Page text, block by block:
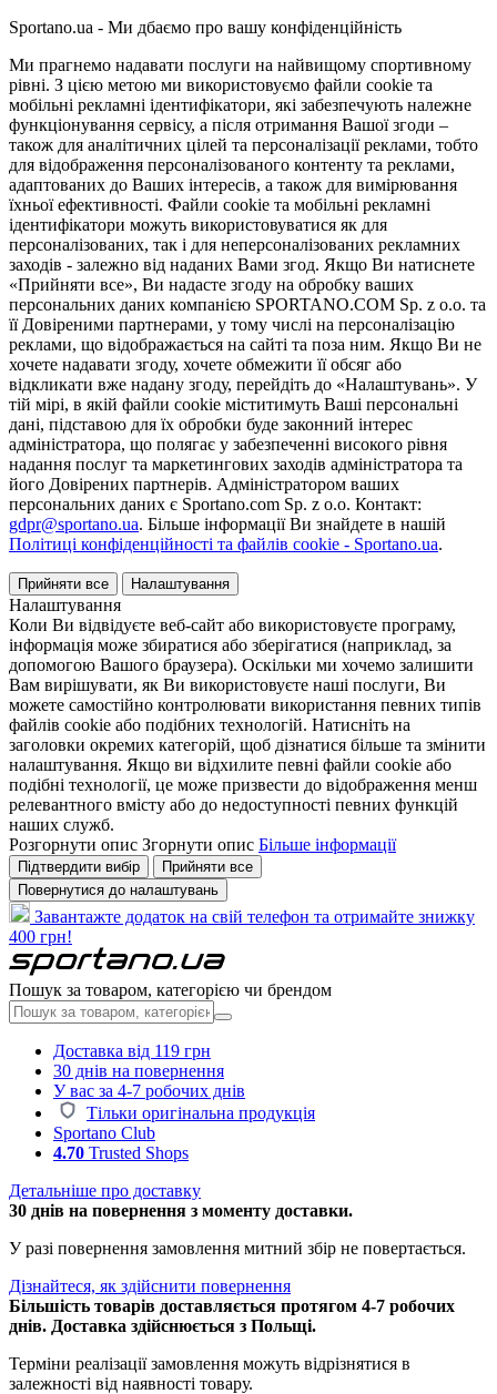
Sportano.ua - Ми дбаємо про вашу конфіденційність
Ми прагнемо надавати послуги на найвищому спортивному
рівні. З цією метою ми використовуємо файли cookie та
мобільні рекламні ідентифікатори, які забезпечують належне
функціонування сервісу, а після отримання Вашої згоди –
також для аналітичних цілей та персоналізації реклами, тобто
для відображення персоналізованого контенту та реклами,
адаптованих до Ваших інтересів, а також для вимірювання
їхньої ефективності. Файли cookie та мобільні рекламні
ідентифікатори можуть використовуватися як для
персоналізованих, так і для неперсоналізованих рекламних
заходів - залежно від наданих Вами згод. Якщо Ви натиснете
«Прийняти все», Ви надасте згоду на обробку ваших
персональних даних компанією SPORTANO.COM Sp. z o.o. та
її Довіреними партнерами, у тому числі на персоналізацію
реклами, що відображається на сайті та поза ним. Якщо Ви не
хочете надавати згоду, хочете обмежити її обсяг або
відкликати вже надану згоду, перейдіть до «Налаштувань». У
тій мірі, в якій файли cookie міститимуть Ваші персональні
дані, підставою для їх обробки буде законний інтерес
адміністратора, що полягає у забезпеченні високого рівня
надання послуг та маркетингових заходів адміністратора та
його Довірених партнерів. Адміністратором ваших
персональних даних є Sportano.com Sp. z o.o. Контакт:
gdpr@sportano.ua. Більше інформації Ви знайдете в нашій
Політиці конфіденційності та файлів cookie - Sportano.ua.
Прийняти все Налаштування
Налаштування
Коли Ви відвідуєте веб-сайт або використовуєте програму,
інформація може збиратися або зберігатися (наприклад, за
допомогою Вашого браузера). Оскільки ми хочемо залишити
Вам вирішувати, як Ви використовуєте наші послуги, Ви
можете самостійно контролювати використання певних типів
файлів cookie або подібних технологій. Натисніть на
заголовки окремих категорій, щоб дізнатися більше та змінити
налаштування. Якщо ви відхилите певні файли cookie або
подібні технології, це може призвести до відображення менш
релевантного вмісту або до недоступності певних функцій
наших служб.
Розгорнути опис Згорнути опис Більше інформації
Підтвердити вибір
Прийняти все
Повернутися до налаштувань
Завантажте додаток на свій телефон та отримайте знижку
400 грн!
Пошук за товаром, категорією чи брендом
Доставка від 119 грн
30 днів на повернення
У вас за 4-7 робочих днів
Тільки оригінальна продукція
Sportano Club
4.70 Trusted Shops
Детальніше про доставку
30 днів на повернення з моменту доставки.
У разі повернення замовлення митний збір не повертається.
Дізнайтеся, як здійснити повернення
Більшість товарів доставляється протягом 4-7 робочих
днів. Доставка здійснюється з Польщі.
Терміни реалізації замовлення можуть відрізнятися в
залежності від наявності товару.